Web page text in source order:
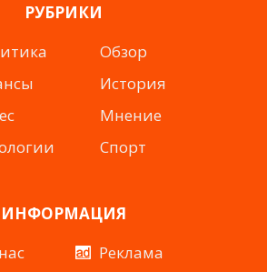
РУБРИКИ
Обзор
История
Мнение
Спорт
ИНФОРМАЦИЯ
Реклама